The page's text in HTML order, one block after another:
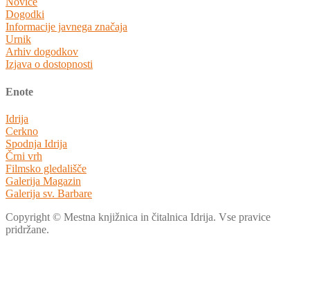
Dogodki
Informacije javnega značaja
Urnik
Arhiv dogodkov
Izjava o dostopnosti
Enote
Idrija
Cerkno
Spodnja Idrija
Črni vrh
Filmsko gledališče
Galerija Magazin
Galerija sv. Barbare
Copyright © Mestna knjižnica in čitalnica Idrija. Vse pravice
pridržane.